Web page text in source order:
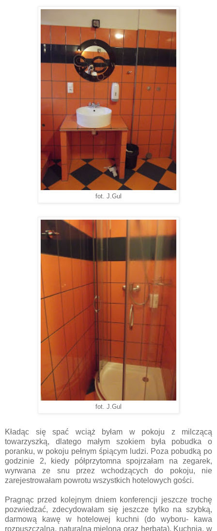
fot. J.Gul
fot. J.Gul
Kładąc się spać wciąż byłam w pokoju z milczącą
towarzyszką, dlatego małym szokiem była pobudka o
poranku, w pokoju pełnym śpiącym ludzi. Poza pobudką po
godzinie 2, kiedy półprzytomna spojrzałam na zegarek,
wyrwana ze snu przez wchodzących do pokoju, nie
zarejestrowałam powrotu wszystkich hotelowych gości.
Pragnąc przed kolejnym dniem konferencji jeszcze trochę
pozwiedzać, zdecydowałam się jeszcze tylko na szybką,
darmową kawę w hotelowej kuchni (do wyboru- kawa
rozpuszczalna, naturalna mielona oraz herbata). Kuchnia, w